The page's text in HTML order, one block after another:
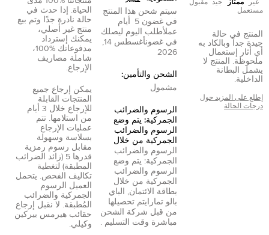
غير
مستعمل
ممتاز جيد مقبول
المنتج في حالة
جيدة جداً وبالكاد به
أي أثار إستعمال
ملحوظة. المنتج لا
يشمل البطانة
الداخلية.
إطلع على المزيد حول
درجات الحالة
سيتم شحن هذا المنتج
في غضون 5
أيام
عملأطلب اليوم ليصلك
في غضون
أغسطس 14,
2026
الشحن والتأمين:
مشمول
الرسوم والضرائب
الجمركية: يتم وضع
الرسوم والضرائب
الجمركية من خلال
الرسوم والضرائب
الجمركية: يتم وضع
الرسوم والضرائب
الجمركية من خلال
بطاقة الائتمان,
الباي
بالو تمارا يتم تحصيلها
من قبل شركة الشحن
مباشرة وقت التسليم .
الحياة. إذا حدث في
حالة نادرة جدًا وتم بيع
منتج غير أصلي،
يمكنك إسترداد
مدفوعاتك %100،
شاملة مصاريف
الإرجاع.
يمكن إرجاع جميع
المنتجات القابلة
للإرجاع خلال 3 أيام
من استلامها. تتم
عمليات الإرجاع
بسلاسة وسهولة
مقابل رسوم رمزية
قدرها 5 (زائد الضرائب
المطبقة) لتغطية
تكاليف الفحص. يتحمل
العميل الرسوم
الجمركية والضرائب
المُطبقة. لا نقبل إرجاع
حقائب هيرمس بيركين
وكيلي.